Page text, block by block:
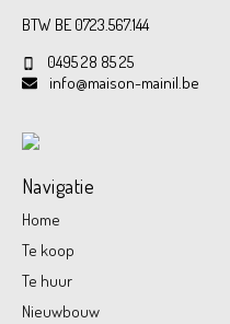
BTW BE 0723.567.144
0495 28 85 25
info@maison-mainil.be
Navigatie
Home
Te koop
Te huur
Nieuwbouw